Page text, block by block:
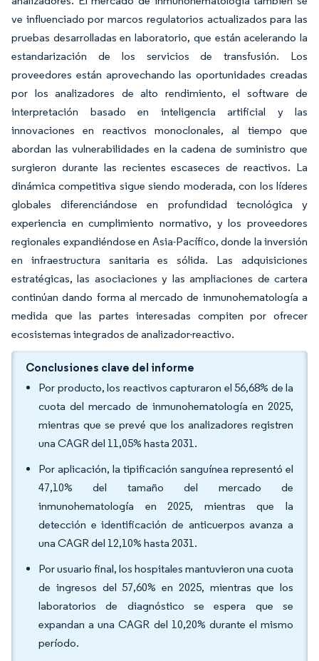
ve influenciado por marcos regulatorios actualizados para las
pruebas desarrolladas en laboratorio, que están acelerando la
estandarización de los servicios de transfusión. Los
proveedores están aprovechando las oportunidades creadas
por los analizadores de alto rendimiento, el software de
interpretación basado en inteligencia artificial y las
innovaciones en reactivos monoclonales, al tiempo que
abordan las vulnerabilidades en la cadena de suministro que
surgieron durante las recientes escaseces de reactivos. La
dinámica competitiva sigue siendo moderada, con los líderes
globales diferenciándose en profundidad tecnológica y
experiencia en cumplimiento normativo, y los proveedores
regionales expandiéndose en Asia-Pacífico, donde la inversión
en infraestructura sanitaria es sólida. Las adquisiciones
estratégicas, las asociaciones y las ampliaciones de cartera
continúan dando forma al mercado de inmunohematología a
medida que las partes interesadas compiten por ofrecer
ecosistemas integrados de analizador-reactivo.
Conclusiones clave del informe
Por producto, los reactivos capturaron el 56,68% de la
cuota del mercado de inmunohematología en 2025,
mientras que se prevé que los analizadores registren
una CAGR del 11,05% hasta 2031.
Por aplicación, la tipificación sanguínea representó el
47,10% del tamaño del mercado de
inmunohematología en 2025, mientras que la
detección e identificación de anticuerpos avanza a
una CAGR del 12,10% hasta 2031.
Por usuario final, los hospitales mantuvieron una cuota
de ingresos del 57,60% en 2025, mientras que los
laboratorios de diagnóstico se espera que se
expandan a una CAGR del 10,20% durante el mismo
período.